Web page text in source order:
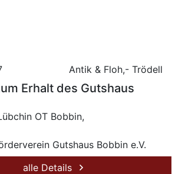
Antik & Floh,- Trödell
Erhalt des Gutshaus
OT Bobbin,
Gutshaus Bobbin e.V.
alle Details